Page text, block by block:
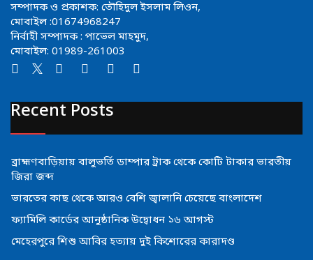
সম্পাদক ও প্রকাশক: তৌহিদুল ইসলাম লিওন,
মোবাইল :01674968247
নির্বাহী সম্পাদক : পাভেল মাহমুদ,
মোবাইল: 01989-261003
Recent Posts
ব্রাহ্মণবাড়িয়ায় বালুভর্তি ডাম্পার ট্রাক থেকে কোটি টাকার ভারতীয়
জিরা জব্দ
ভারতের কাছ থেকে আরও বেশি জ্বালানি চেয়েছে বাংলাদেশ
ফ্যামিলি কার্ডের আনুষ্ঠানিক উদ্বোধন ১৬ আগস্ট
মেহেরপুরে শিশু আবির হত্যায় দুই কিশোরের কারাদণ্ড